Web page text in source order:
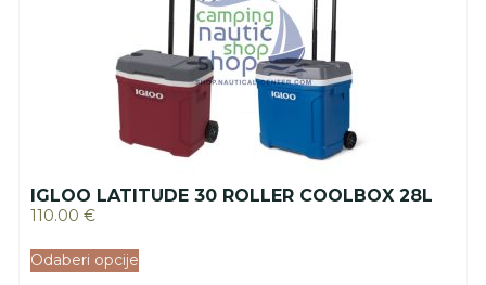
IGLOO LATITUDE 30 ROLLER COOLBOX 28L
110.00 €
Odaberi opcije